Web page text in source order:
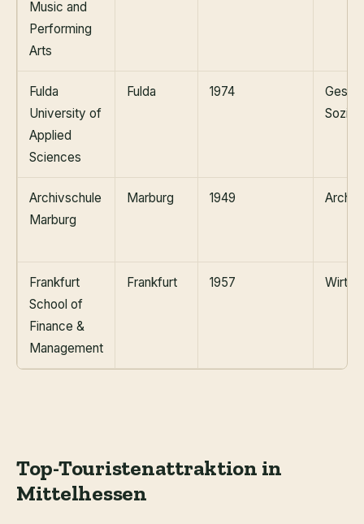
Music and
Performing
Arts
Fulda
University of
Applied
Sciences
Fulda 1974
Archivschule
Marburg
Marburg 1949
Frankfurt
School of
Finance &
Management
Frankfurt 1957
Top-Touristenattraktion in
Mittelhessen